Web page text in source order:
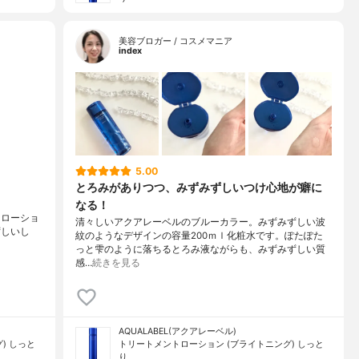
ーショ
いし
しっと
美容ブロガー / コスメマニア
index
5.00
とろみがありつつ、みずみずしいつけ心地が癖に
なる！
清々しいアクアレーベルのブルーカラー。みずみずしい波
紋のようなデザインの容量200ｍｌ化粧水です。ぽたぽた
っと雫のように落ちるとろみ液ながらも、みずみずしい質
感…続きを見る
AQUALABEL(アクアレーベル)
トリートメントローション (ブライトニング) しっと